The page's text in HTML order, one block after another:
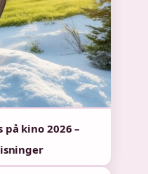
kino 2026 –